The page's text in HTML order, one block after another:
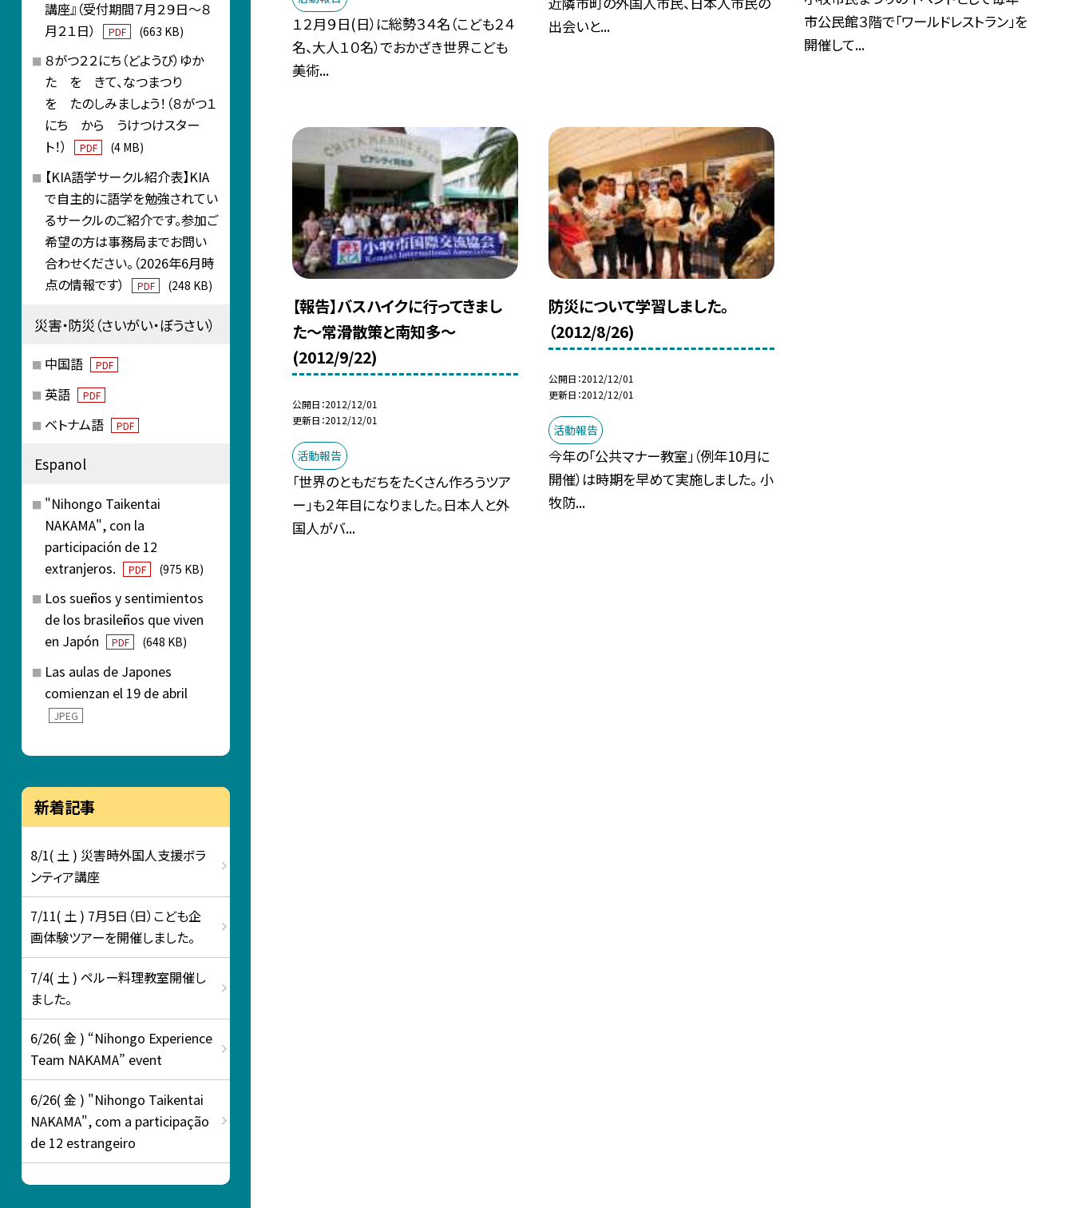
１２月９日(日）に総勢３４名（こども２４
名、大人１０名）でおかざき世界こども
美術...
出会いと...
市公民館３階で「ワールドレストラン」を
開催して...
【報告】バスハイクに行ってきまし
た〜常滑散策と南知多〜
(2012/9/22)
公開日 2012/12/01
更新日 2012/12/01
活動報告
「世界のともだちをたくさん作ろうツア
ー」も２年目になりました。日本人と外
国人がバ...
防災について学習しました。
（2012/8/26)
公開日 2012/12/01
更新日 2012/12/01
活動報告
今年の「公共マナー教室」（例年10月に
開催）は時期を早めて実施しました。 小
牧防...
講座』（受付期間７月２９日～８
月２１日）
PDF (663 KB)
８がつ２２にち（どようび）ゆか
た を きて、なつまつり
を たのしみましょう！（８がつ１
にち から うけつけスター
ト！）
PDF (4 MB)
【KIA語学サークル紹介表】KIA
で自主的に語学を勉強されてい
るサークルのご紹介です。参加ご
希望の方は事務局までお問い
合わせください。（2026年6月時
点の情報です）
PDF (248 KB)
災害・防災（さいがい・ぼうさい）
中国語 PDF
英語 PDF
ベトナム語 PDF
Espanol
"Nihongo Taikentai
NAKAMA", con la
participación de 12
extranjeros.
PDF (975 KB)
Los sueños y sentimientos
de los brasileños que viven
en Japón
PDF (648 KB)
Las aulas de Japones
comienzan el 19 de abril
JPEG
新着記事
8/1( 土 ) 災害時外国人支援ボラ
ンティア講座
7/11( 土 ) 7月5日（日）こども企
画体験ツアーを開催しました。
7/4( 土 ) ペルー料理教室開催し
ました。
6/26( 金 ) “Nihongo Experience
Team NAKAMA” event
6/26( 金 ) "Nihongo Taikentai
NAKAMA", com a participação
de 12 estrangeiro